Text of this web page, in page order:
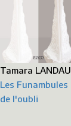
Tamara LANDAU
Les Funambules
de l'oubli